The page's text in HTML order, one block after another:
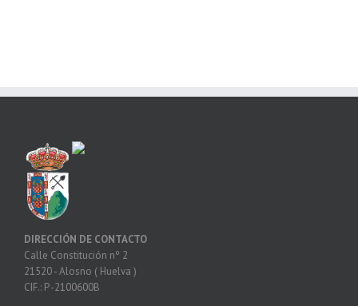
DIRECCIÓN DE CONTACTO
Calle Constitución nº 2
21520 - Alosno ( Huelva )
CIF.: P -2100600B